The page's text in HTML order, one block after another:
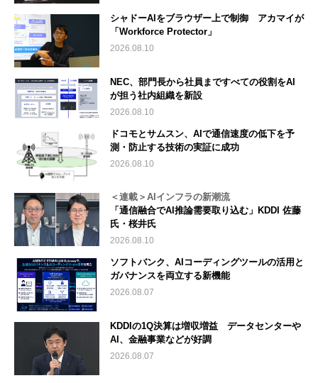
シャドーAIをブラウザー上で制御 アカマイが
「Workforce Protector」
2026.08.10
NEC、部門長から社員まですべての役割をAI
が担う社内組織を新設
2026.08.10
ドコモとサムスン、AIで通信速度の低下を予
測・防止する技術の実証に成功
2026.08.10
＜連載＞AIインフラの新潮流
「通信融合でAI推論需要取り込む」KDDI 佐藤
氏・桜井氏
2026.08.10
ソフトバンク、AIコーディングツールの活用と
ガバナンスを両立する新機能
2026.08.07
KDDIの1Q決算は増収増益 データセンターや
AI、金融事業などが好調
2026.08.07